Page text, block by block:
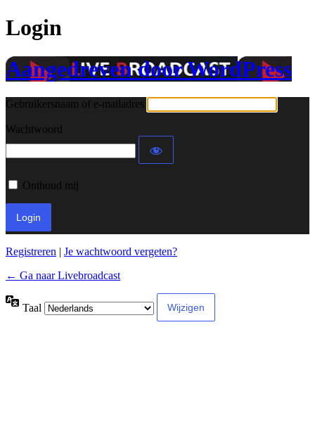
Login
Aangedreven door WordPress
Gebruikersnaam of e-mailadres
Wachtwoord
Onthoud mij
Registreren | Je wachtwoord vergeten?
← Ga naar Livebroadcast
Taal